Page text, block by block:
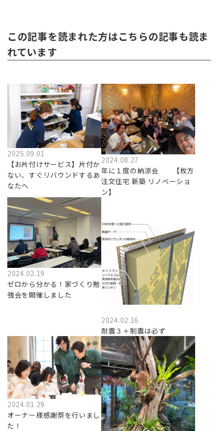
この記事を読まれた方はこちらの記事も読ま
れています
2025.09.01
【お片付けサービス】片付か
ない、すぐリバウンドするあ
なたへ
2024.08.27
年に１度の納涼会 【枚方
注文住宅 新築 リノベーショ
ン】
2024.02.19
ゼロから分かる！家づくり勉
強会を開催しました
2024.02.16
耐震３＋制震は必ず
2024.01.29
オーナー様感謝祭を行いまし
た！